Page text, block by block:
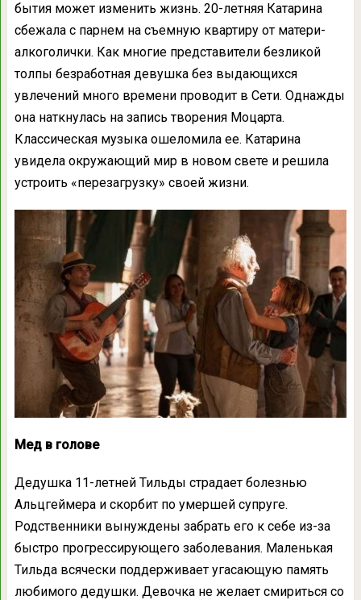
бытия может изменить жизнь. 20-летняя Катарина
сбежала с парнем на съемную квартиру от матери-
алкоголички. Как многие представители безликой
толпы безработная девушка без выдающихся
увлечений много времени проводит в Сети. Однажды
она наткнулась на запись творения Моцарта.
Классическая музыка ошеломила ее. Катарина
увидела окружающий мир в новом свете и решила
устроить «перезагрузку» своей жизни.
Мед в голове
Дедушка 11-летней Тильды страдает болезнью
Альцгеймера и скорбит по умершей супруге.
Родственники вынуждены забрать его к себе из-за
быстро прогрессирующего заболевания. Маленькая
Тильда всячески поддерживает угасающую память
любимого дедушки. Девочка не желает смириться со